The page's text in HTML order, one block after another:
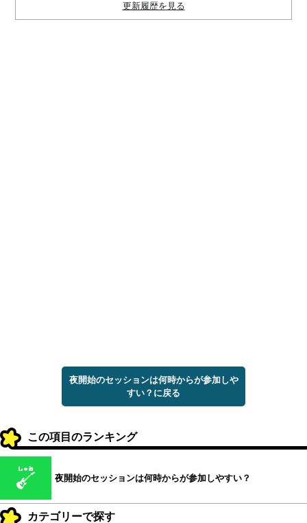
更新履歴を見る
夜開始のセッションは何時からが参加しや
すい？に戻る
この項目のランキング
夜開始のセッションは何時からが参加しやすい？
カテゴリーで探す